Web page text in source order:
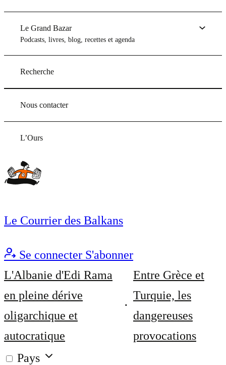
Le Grand Bazar
Podcasts, livres, blog, recettes et agenda
Recherche
Nous contacter
L’Ours
Le Courrier des Balkans
Se connecter S'abonner
L'Albanie d'Edi Rama
en pleine dérive
oligarchique et
autocratique
Entre Grèce et
Turquie, les
dangereuses
provocations
Pays